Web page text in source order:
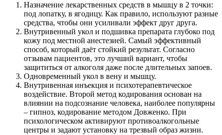
Назначение лекарственных средств в мышцу в 2 точки:
под лопатку, в ягодицу. Как правило, используют разные
средства, чтобы они усиливали эффект друг друга.
Внутривенный укол и подшивка препарата глубоко под
кожу под местной анестезией. Самый эффективный
способ, который даёт стойкий результат. Согласно
отзывам пациентов, это лучший вариант, чтобы
защититься от алкоголя даже после длительных запоев.
Одновременный укол в вену и мышцу.
Внутривенная инъекция и психотерапевтическое
воздействие. Второй метод кодирования основан на
влиянии на подсознание человека, наиболее популярны
– гипноз, кодирование методом Довженко. При
психологическом активируют противоалкогольные
центры и задают установку на трезвый образ жизни.